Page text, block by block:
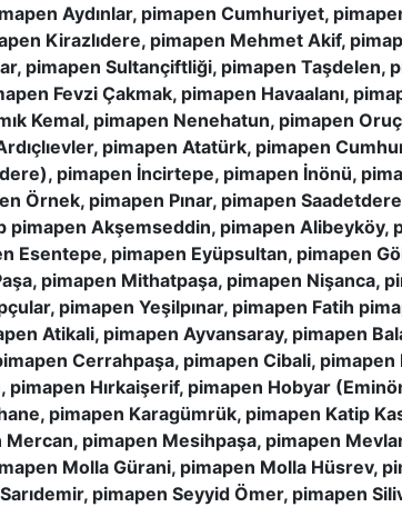
Aydınlar, pimapen Cumhuriyet,
Kirazlıdere, pimapen Mehmet Akif,
pimapen Sultançiftliği, pimapen Taşdelen,
Fevzi Çakmak, pimapen Havaalanı,
Kemal, pimapen Nenehatun, pimapen
pimapen Atatürk, pimapen
pimapen İncirtepe, pimapen İnönü,
Örnek, pimapen Pınar, pimapen
Akşemseddin, pimapen Alibeyköy,
Esentepe, pimapen Eyüpsultan, pimapen
pimapen Mithatpaşa, pimapen Nişanca,
pimapen Yeşilpınar, pimapen Fatih
Atikali, pimapen Ayvansaray, pimapen
Cerrahpaşa, pimapen Cibali,
pimapen Hırkaişerif, pimapen Hobyar
pimapen Karagümrük, pimapen Katip
pimapen Mesihpaşa, pimapen
Molla Gürani, pimapen Molla Hüsrev,
pimapen Seyyid Ömer, pimapen